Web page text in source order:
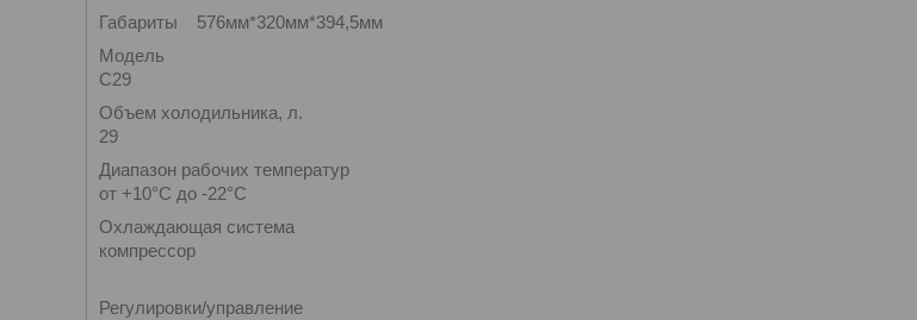
Габариты 576мм*320мм*394,5мм
Модель
C29
Объем холодильника, л.
29
Диапазон рабочих температур
от +10°С до -22°С
Охлаждающая система
компрессор
Регулировки/управление